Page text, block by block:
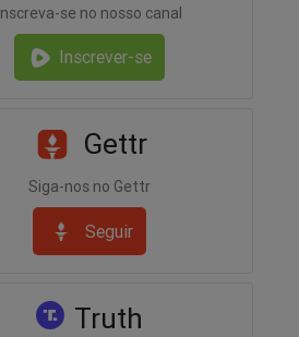
Inscreva-se no nosso canal
Inscrever-se
Gettr
Siga-nos no Gettr
Seguir
Truth